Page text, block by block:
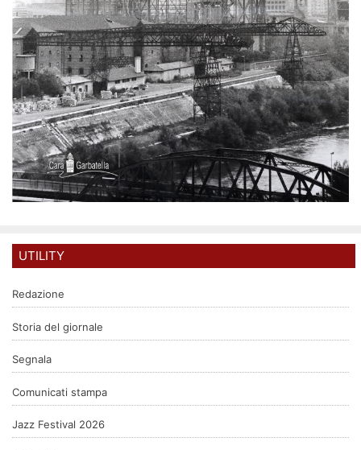
UTILITY
Redazione
Storia del giornale
Segnala
Comunicati stampa
Jazz Festival 2026